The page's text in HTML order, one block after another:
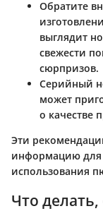
Обратите
выглядит
свежести
сюрпризов.
Серийный
может
о качестве
Эти
информацию для
использования
Что